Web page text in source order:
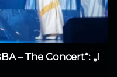
– The Concert“: „I